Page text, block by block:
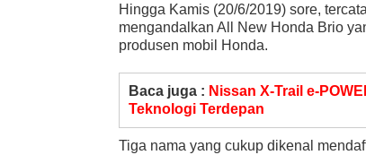
Hingga Kamis (20/6/2019) sore,
mengandalkan All New Honda Brio
produsen mobil Honda.
Baca juga : Nissan X-Trail e-
Teknologi Terdepan
Tiga nama yang cukup dikenal